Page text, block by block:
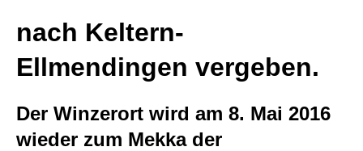
nach Keltern-
Ellmendingen vergeben.
Der Winzerort wird am 8. Mai 2016
wieder zum Mekka der